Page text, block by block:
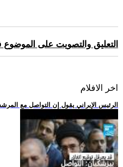
التعليق والتصويت على
اخر الافلام
.. الرئيس الإيراني يقول إن التواصل مع